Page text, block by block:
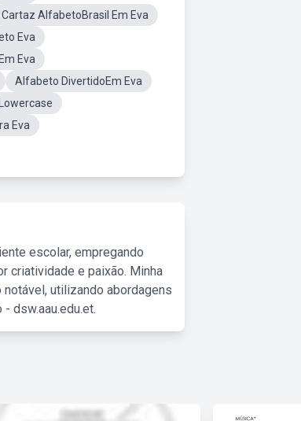
Cartaz AlfabetoBrasil Em Eva
Eva
Eva
Alfabeto DivertidoEm Eva
Eva
escolar, empregando
criatividade e paixão. Minha
utilizando abordagens
dsw.aau.edu.et.